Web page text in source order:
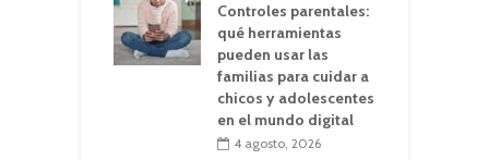
Controles parentales:
qué herramientas
pueden usar las
familias para cuidar a
chicos y adolescentes
en el mundo digital
4 agosto, 2026